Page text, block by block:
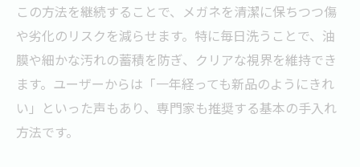
おすすめの曇り止め効果を徹底比較
メガネの曇り対策に効くシャンプー選び
曇りやすい季節のケアポイントとは
メガネシャンプーのデメリットも確認
スプレータイプならメガネの洗い方が手軽に
この方法を継続することで、メガネを清潔に保ちつつ傷
や劣化のリスクを減らせます。特に毎日洗うことで、油
膜や細かな汚れの蓄積を防ぎ、クリアな視界を維持でき
ます。ユーザーからは「一年経っても新品のようにきれ
い」といった声もあり、専門家も推奨する基本の手入れ
方法です。